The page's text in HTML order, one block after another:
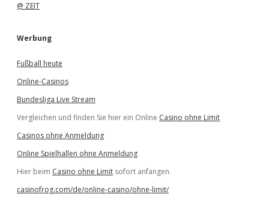
@ ZEIT
Werbung
Fußball heute
Online-Casinos
Bundesliga Live Stream
Vergleichen und finden Sie hier ein Online Casino ohne Limit
Casinos ohne Anmeldung
Online Spielhallen ohne Anmeldung
Hier beim Casino ohne Limit sofort anfangen.
casinofrog.com/de/online-casino/ohne-limit/